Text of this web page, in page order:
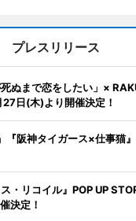
プレスリリース
ぬまで恋をしたい」×
日(木)より開催決定！
『阪神タイガース×仕事猫
・リコイル』POP UP
決定！